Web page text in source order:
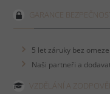
GARANCE
5 let záruky bez
Naši partneři a
VZDĚLÁNÍ A